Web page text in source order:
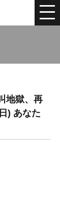
地獄、再
) あなた